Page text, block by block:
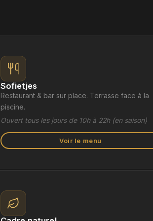
Sofietjes
Restaurant & bar sur place. Terrasse face à la
piscine.
Ouvert tous les jours de 10h à 22h (en saison)
Voir le menu